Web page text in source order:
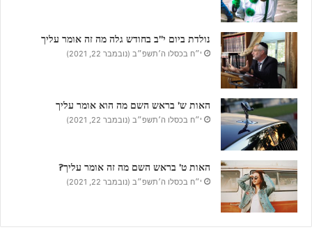
נולדת ביום י”ב בחודש גלה מה זה אומר עליך
י״ח בכסלו ה׳תשפ״ב (נובמבר 22, 2021)
האות ש’ בראש השם מה הוא אומר עליך
י״ח בכסלו ה׳תשפ״ב (נובמבר 22, 2021)
האות ט’ בראש השם מה זה אומר עליך?
י״ח בכסלו ה׳תשפ״ב (נובמבר 22, 2021)